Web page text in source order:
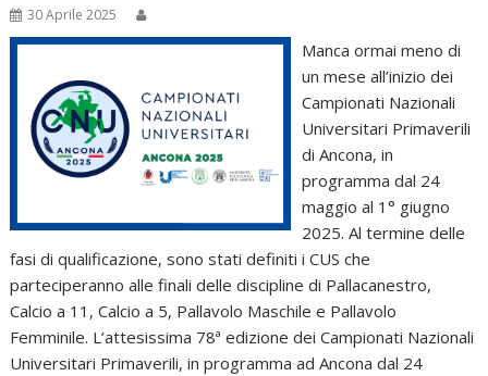
30 Aprile 2025
Manca ormai meno di
un mese all’inizio dei
Campionati Nazionali
Universitari Primaverili
di Ancona, in
programma dal 24
maggio al 1° giugno
2025. Al termine delle
fasi di qualificazione, sono stati definiti i CUS che
parteciperanno alle finali delle discipline di Pallacanestro,
Calcio a 11, Calcio a 5, Pallavolo Maschile e Pallavolo
Femminile. L’attesissima 78ª edizione dei Campionati Nazionali
Universitari Primaverili, in programma ad Ancona dal 24